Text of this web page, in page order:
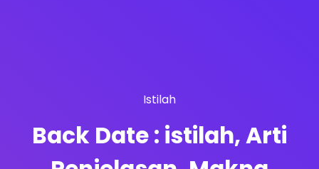
Istilah
Back Date : istilah, Arti